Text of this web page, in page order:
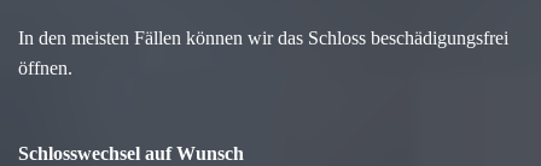
In den meisten Fällen können wir das Schloss beschädigungsfrei
öffnen.
Schlosswechsel auf Wunsch